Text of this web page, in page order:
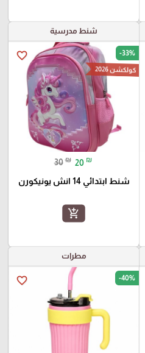
شنط مدرسية
favorite_border -33%
كولكشن 2026
30 ₪ 20 ₪
شنط ابتدائي 14 انش يونيكورن
add_shopping_cart
مطرات
favorite_border -40%